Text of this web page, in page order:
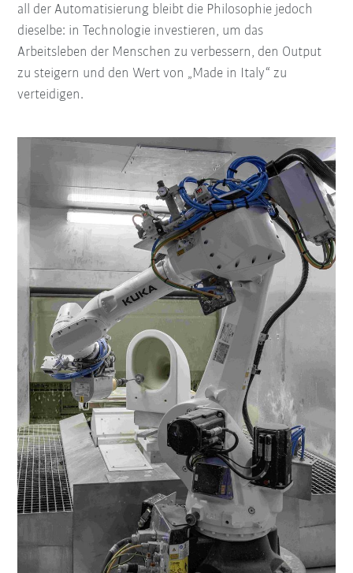
all der Automatisierung bleibt die Philosophie jedoch
dieselbe: in Technologie investieren, um das
Arbeitsleben der Menschen zu verbessern, den Output
zu steigern und den Wert von „Made in Italy“ zu
verteidigen.